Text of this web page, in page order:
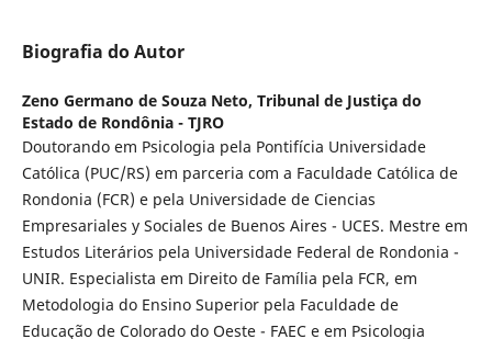
Biografia do Autor
Zeno Germano de Souza Neto, Tribunal de Justiça do
Estado de Rondônia - TJRO
Doutorando em Psicologia pela Pontifícia Universidade
Católica (PUC/RS) em parceria com a Faculdade Católica de
Rondonia (FCR) e pela Universidade de Ciencias
Empresariales y Sociales de Buenos Aires - UCES. Mestre em
Estudos Literários pela Universidade Federal de Rondonia -
UNIR. Especialista em Direito de Família pela FCR, em
Metodologia do Ensino Superior pela Faculdade de
Educação de Colorado do Oeste - FAEC e em Psicologia